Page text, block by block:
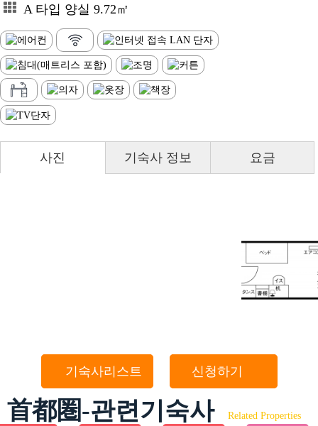
A 타입 양실 9.72㎡
사진 기숙사 정보 요금
기숙사리스트 신청하기
首都圏-관련기숙사 Related Properties